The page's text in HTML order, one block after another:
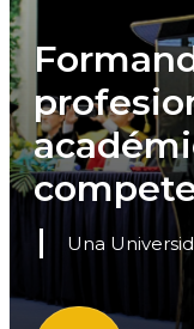
Una